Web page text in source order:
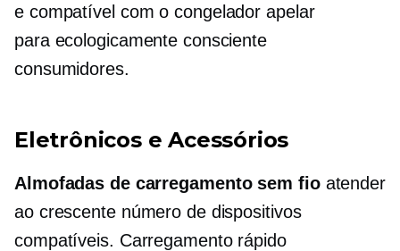
e compatível com o congelador apelar
para ecologicamente consciente
consumidores.
Eletrônicos e Acessórios
Almofadas de carregamento sem fioatender
ao crescente número de dispositivos
compatíveis. Carregamento rápido